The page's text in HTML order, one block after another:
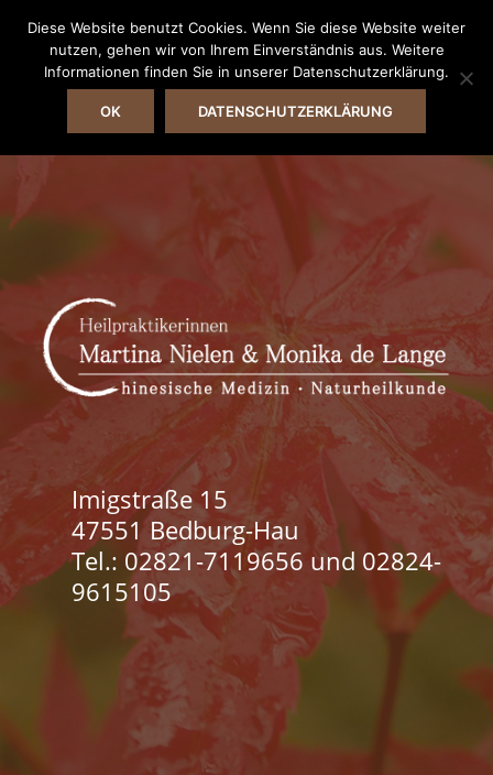
Imigstraße 15
47551 Bedburg-Hau
Tel.: 02821-7119656 und 02824-
9615105
Diese Website benutzt Cookies. Wenn Sie diese Website weiter
nutzen, gehen wir von Ihrem Einverständnis aus. Weitere
Informationen finden Sie in unserer Datenschutzerklärung.
OK DATENSCHUTZERKLÄRUNG